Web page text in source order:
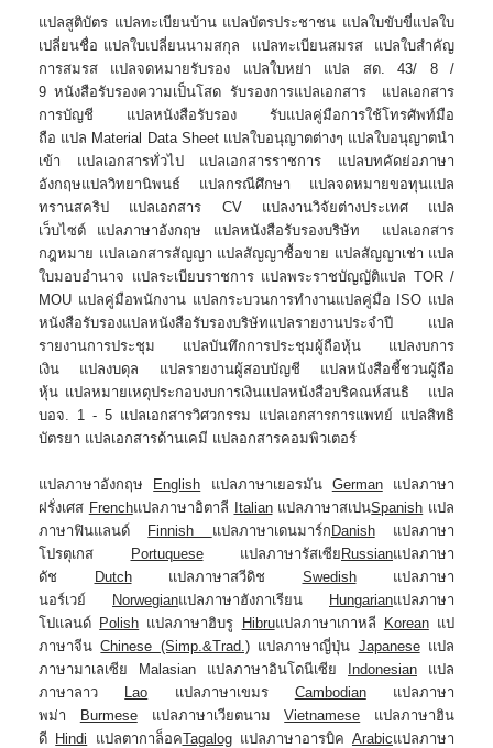
แปลสูติบัตร แปลทะเบียนบ้าน แปลบัตรประชาชน แปลใบขับขี่แปลใบ
เปลี่ยนชื่อ แปลใบเปลี่ยนนามสกุล แปลทะเบียนสมรส แปลใบสำคัญ
การสมรส แปลจดหมายรับรอง แปลใบหย่า แปล สด. 43/ 8 /
9 หนังสือรับรองความเป็นโสด รับรองการแปลเอกสาร แปลเอกสาร
การบัญชี แปลหนังสือรับรอง รับแปลคู่มือการใช้โทรศัพท์มือ
ถือ แปล Material Data Sheet แปลใบอนุญาตต่างๆ แปลใบอนุญาตนำ
เข้า แปลเอกสารทั่วไป แปลเอกสารราชการ แปลบทคัดย่อภาษา
อังกฤษแปลวิทยานิพนธ์ แปลกรณีศึกษา แปลจดหมายขอทุนแปล
ทรานสคริป แปลเอกสาร CV แปลงานวิจัยต่างประเทศ แปล
เว็บไซต์ แปลภาษาอังกฤษ แปลหนังสือรับรองบริษัท แปลเอกสาร
กฎหมาย แปลเอกสารสัญญา แปลสัญญาซื้อขาย แปลสัญญาเช่า แปล
ใบมอบอำนาจ แปลระเบียบราชการ แปลพระราชบัญญัติแปล TOR /
MOU แปลคู่มือพนักงาน แปลกระบวนการทำงานแปลคู่มือ ISO แปล
หนังสือรับรองแปลหนังสือรับรองบริษัทแปลรายงานประจำปี แปล
รายงานการประชุม แปลบันทึกการประชุมผู้ถือหุ้น แปลงบการ
เงิน แปลงบดุล แปลรายงานผู้สอบบัญชี แปลหนังสือชี้ชวนผู้ถือ
หุ้น แปลหมายเหตุประกอบงบการเงินแปลหนังสือบริคณห์สนธิ แปล
บอจ. 1 - 5 แปลเอกสารวิศวกรรม แปลเอกสารการแพทย์ แปลสิทธิ
บัตรยา แปลเอกสารด้านเคมี แปลอกสารคอมพิวเตอร์
แปลภาษาอังกฤษ English แปลภาษาเยอรมัน Germanแปลภาษา
ฝรั่งเศส Frenchแปลภาษาอิตาลี ItalianแปลภาษาสเปนSpanish แปล
ภาษาฟินแลนด์
Finnish แปลภาษาเดนมาร์ก Danishแปลภาษา
โปรตุเกส
Portuqueseแปลภาษารัสเซีย Russianแปลภาษา
ดัช
Dutchแปลภาษาสวีดิช Swedishแปลภาษา
นอร์เวย์
Norwegianแปลภาษาฮังกาเรียน Hungarianแปลภาษา
โปแลนด์ Polish แปลภาษาฮิบรู Hibruแปลภาษาเกาหลี Koreanแป
ภาษาจีนChinese (Simp.&Trad.)แปลภาษาญี่ปุ่น Japaneseแปล
ภาษามาเลเซีย Malasian แปลภาษาอินโดนีเซีย
Indonesian แปล
ภาษาลาว
Lao แปลภาษาเขมร Cambodianแปลภาษา
พม่า
BurmeseแปลภาษาเวียตนามVietnamese แปลภาษาฮิน
ดี Hindi แปลตากาล็อคTagalogแปลภาษาอารบิค Arabicแปลภาษา